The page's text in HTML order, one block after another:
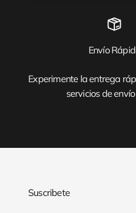
Envío
Experimente la entrega
servicios de
Suscribete